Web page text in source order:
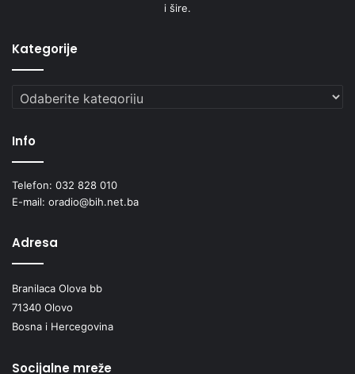
i šire.
Kategorije
Kategorije
Info
Telefon: 032 828 010
E-mail: oradio@bih.net.ba
Adresa
Branilaca Olova bb
71340 Olovo
Bosna i Hercegovina
Socijalne mreže